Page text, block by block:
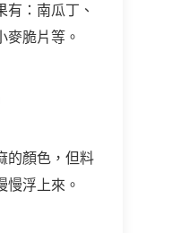
：南瓜丁、
麥脆片等。
的顏色，但料
慢浮上來。